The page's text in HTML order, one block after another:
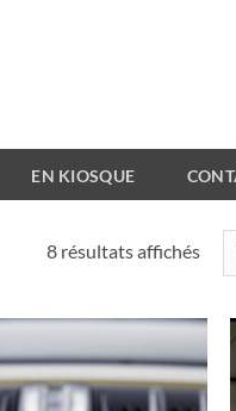
EN KIOSQUE
8 résultats affichésTrié
au
plus